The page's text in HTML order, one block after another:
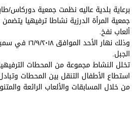
برعاية بلدية عاليه نظمت جمعية دوركاس/
ألعاب نفخ.
الجبل.
تخلل النشاط مجموعة من المحطات
استطاع الأطفال التنقل بين المحطات
من خلال المسابقات والألعاب الرائعة